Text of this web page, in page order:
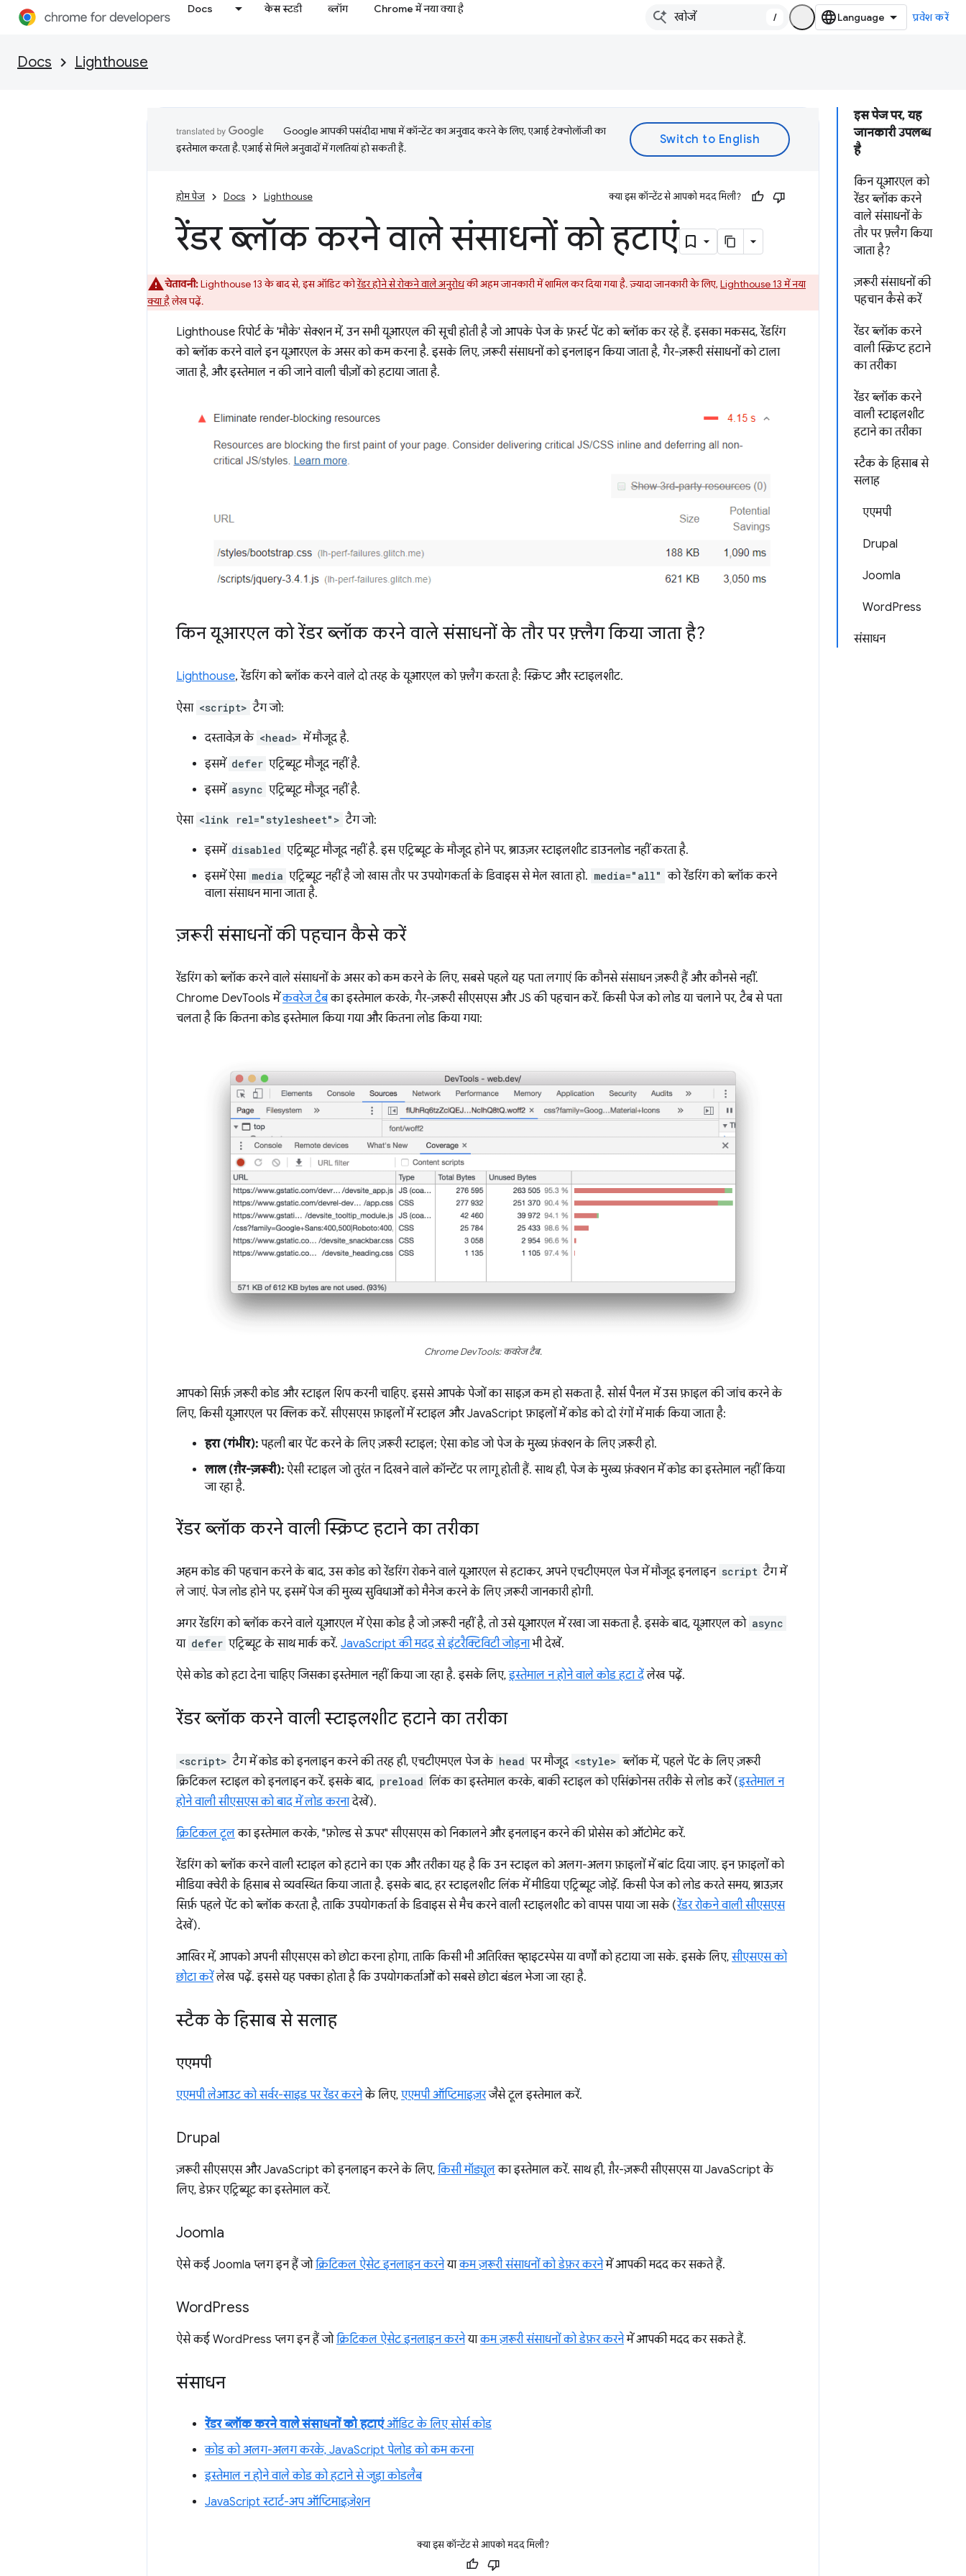
Docs केस स्टडी ब्लॉग Chrome में नया क्या है
/ प्रवेश करें
Docs Lighthouse
इस पेज पर, यह
जानकारी उपलब्ध
है
किन यूआरएल को
रेंडर ब्लॉक करने
वाले संसाधनों के
तौर पर फ़्लैग किया
जाता है?
ज़रूरी संसाधनों की
पहचान कैसे करें
रेंडर ब्लॉक करने
वाली स्क्रिप्ट हटाने
का तरीका
रेंडर ब्लॉक करने
वाली स्टाइलशीट
हटाने का तरीका
स्टैक के हिसाब से
सलाह
एएमपी
Drupal
Joomla
WordPress
संसाधन
Google आपकी पसंदीदा भाषा में कॉन्टेंट का अनुवाद करने के लिए, एआई टेक्नोलॉजी का
इस्तेमाल करता है. एआई से मिले अनुवादों में गलतियां हो सकती हैं.
होम पेज Docs Lighthouse क्या इस कॉन्टेंट से आपको मदद मिली?
रेंडर ब्लॉक करने वाले संसाधनों को हटाएं
चेतावनी:Lighthouse 13 के बाद से, इस ऑडिट कोरेंडर होने से रोकने वाले अनुरोधकी अहम जानकारी में शामिल कर दिया गया है. ज़्यादा जानकारी के लिए, Lighthouse 13 में नया
क्या हैलेख पढ़ें.
Lighthouse रिपोर्ट के 'मौके' सेक्शन में, उन सभी यूआरएल की सूची होती है जो आपके पेज के फ़र्स्ट पेंट को ब्लॉक कर रहे हैं. इसका मकसद, रेंडरिंग
को ब्लॉक करने वाले इन यूआरएल के असर को कम करना है. इसके लिए, ज़रूरी संसाधनों को इनलाइन किया जाता है, गैर-ज़रूरी संसाधनों को टाला
जाता है, और इस्तेमाल न की जाने वाली चीज़ों को हटाया जाता है.
किन यूआरएल को रेंडर ब्लॉक करने वाले संसाधनों के तौर पर फ़्लैग किया जाता है?
Lighthouse, रेंडरिंग को ब्लॉक करने वाले दो तरह के यूआरएल को फ़्लैग करता है: स्क्रिप्ट और स्टाइलशीट.
ऐसा <script> टैग जो:
दस्तावेज़ के <head> में मौजूद है.
इसमें defer एट्रिब्यूट मौजूद नहीं है.
इसमें async एट्रिब्यूट मौजूद नहीं है.
ऐसा <link rel="stylesheet"> टैग जो:
इसमें disabled एट्रिब्यूट मौजूद नहीं है. इस एट्रिब्यूट के मौजूद होने पर, ब्राउज़र स्टाइलशीट डाउनलोड नहीं करता है.
इसमें ऐसा media एट्रिब्यूट नहीं है जो खास तौर पर उपयोगकर्ता के डिवाइस से मेल खाता हो. media="all" को रेंडरिंग को ब्लॉक करने
वाला संसाधन माना जाता है.
ज़रूरी संसाधनों की पहचान कैसे करें
रेंडरिंग को ब्लॉक करने वाले संसाधनों के असर को कम करने के लिए, सबसे पहले यह पता लगाएं कि कौनसे संसाधन ज़रूरी हैं और कौनसे नहीं.
Chrome DevTools मेंकवरेज टैबका इस्तेमाल करके, गैर-ज़रूरी सीएसएस और JS की पहचान करें. किसी पेज को लोड या चलाने पर, टैब से पता
चलता है कि कितना कोड इस्तेमाल किया गया और कितना लोड किया गया:
Chrome DevTools: कवरेज टैब.
आपको सिर्फ़ ज़रूरी कोड और स्टाइल शिप करनी चाहिए. इससे आपके पेजों का साइज़ कम हो सकता है. सोर्स पैनल में उस फ़ाइल की जांच करने के
लिए, किसी यूआरएल पर क्लिक करें. सीएसएस फ़ाइलों में स्टाइल और JavaScript फ़ाइलों में कोड को दो रंगों में मार्क किया जाता है:
हरा (गंभीर): पहली बार पेंट करने के लिए ज़रूरी स्टाइल; ऐसा कोड जो पेज के मुख्य फ़ंक्शन के लिए ज़रूरी हो.
लाल (ग़ैर-ज़रूरी): ऐसी स्टाइल जो तुरंत न दिखने वाले कॉन्टेंट पर लागू होती हैं. साथ ही, पेज के मुख्य फ़ंक्शन में कोड का इस्तेमाल नहीं किया
जा रहा है.
रेंडर ब्लॉक करने वाली स्क्रिप्ट हटाने का तरीका
अहम कोड की पहचान करने के बाद, उस कोड को रेंडरिंग रोकने वाले यूआरएल से हटाकर, अपने एचटीएमएल पेज में मौजूद इनलाइन script टैग में
ले जाएं. पेज लोड होने पर, इसमें पेज की मुख्य सुविधाओं को मैनेज करने के लिए ज़रूरी जानकारी होगी.
अगर रेंडरिंग को ब्लॉक करने वाले यूआरएल में ऐसा कोड है जो ज़रूरी नहीं है, तो उसे यूआरएल में रखा जा सकता है. इसके बाद, यूआरएल को async
या defer एट्रिब्यूट के साथ मार्क करें. JavaScript की मदद से इंटरैक्टिविटी जोड़नाभी देखें.
ऐसे कोड को हटा देना चाहिए जिसका इस्तेमाल नहीं किया जा रहा है. इसके लिए,इस्तेमाल न होने वाले कोड हटा देंलेख पढ़ें.
रेंडर ब्लॉक करने वाली स्टाइलशीट हटाने का तरीका
<script> टैग में कोड को इनलाइन करने की तरह ही, एचटीएमएल पेज के head पर मौजूद <style> ब्लॉक में, पहले पेंट के लिए ज़रूरी
क्रिटिकल स्टाइल को इनलाइन करें. इसके बाद, preload लिंक का इस्तेमाल करके, बाकी स्टाइल को एसिंक्रोनस तरीके से लोड करें (इस्तेमाल न
होने वाली सीएसएस को बाद में लोड करनादेखें).
क्रिटिकल टूलका इस्तेमाल करके, "फ़ोल्ड से ऊपर" सीएसएस को निकालने और इनलाइन करने की प्रोसेस को ऑटोमेट करें.
रेंडरिंग को ब्लॉक करने वाली स्टाइल को हटाने का एक और तरीका यह है कि उन स्टाइल को अलग-अलग फ़ाइलों में बांट दिया जाए. इन फ़ाइलों को
मीडिया क्वेरी के हिसाब से व्यवस्थित किया जाता है. इसके बाद, हर स्टाइलशीट लिंक में मीडिया एट्रिब्यूट जोड़ें. किसी पेज को लोड करते समय, ब्राउज़र
सिर्फ़ पहले पेंट को ब्लॉक करता है, ताकि उपयोगकर्ता के डिवाइस से मैच करने वाली स्टाइलशीट को वापस पाया जा सके (रेंडर रोकने वाली सीएसएस
देखें).
आखिर में, आपको अपनी सीएसएस को छोटा करना होगा, ताकि किसी भी अतिरिक्त व्हाइटस्पेस या वर्णों को हटाया जा सके. इसके लिए,सीएसएस को
छोटा करेंलेख पढ़ें. इससे यह पक्का होता है कि उपयोगकर्ताओं को सबसे छोटा बंडल भेजा जा रहा है.
स्टैक के हिसाब से सलाह
एएमपी
एएमपी लेआउट को सर्वर-साइड पर रेंडर करनेके लिए, एएमपी ऑप्टिमाइज़रजैसे टूल इस्तेमाल करें.
Drupal
ज़रूरी सीएसएस और JavaScript को इनलाइन करने के लिए, किसी मॉड्यूलका इस्तेमाल करें. साथ ही, ग़ैर-ज़रूरी सीएसएस या JavaScript के
लिए, डेफ़र एट्रिब्यूट का इस्तेमाल करें.
Joomla
ऐसे कई Joomla प्लग इन हैं जोक्रिटिकल ऐसेट इनलाइन करनेयाकम ज़रूरी संसाधनों को डेफ़र करनेमें आपकी मदद कर सकते हैं.
WordPress
ऐसे कई WordPress प्लग इन हैं जोक्रिटिकल ऐसेट इनलाइन करनेयाकम ज़रूरी संसाधनों को डेफ़र करनेमें आपकी मदद कर सकते हैं.
संसाधन
रेंडर ब्लॉक करने वाले संसाधनों को हटाएंऑडिट के लिए सोर्स कोड
कोड को अलग-अलग करके, JavaScript पेलोड को कम करना
इस्तेमाल न होने वाले कोड को हटाने से जुड़ा कोडलैब
JavaScript स्टार्ट-अप ऑप्टिमाइज़ेशन
क्या इस कॉन्टेंट से आपको मदद मिली?